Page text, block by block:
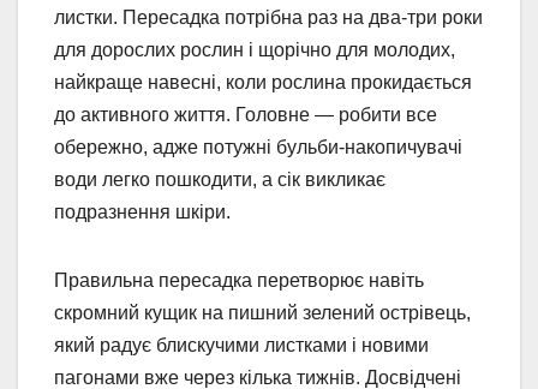
листки. Пересадка потрібна раз на два-три роки
для дорослих рослин і щорічно для молодих,
найкраще навесні, коли рослина прокидається
до активного життя. Головне — робити все
обережно, адже потужні бульби-накопичувачі
води легко пошкодити, а сік викликає
подразнення шкіри.
Правильна пересадка перетворює навіть
скромний кущик на пишний зелений острівець,
який радує блискучими листками і новими
пагонами вже через кілька тижнів. Досвідчені